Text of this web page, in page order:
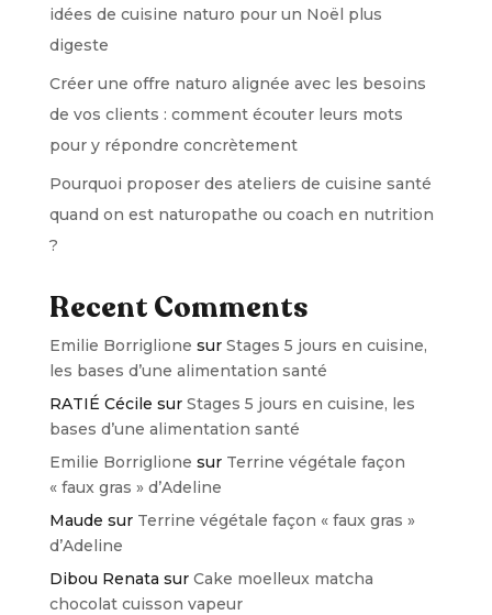
idées de cuisine naturo pour un Noël plus
digeste
Créer une offre naturo alignée avec les besoins
de vos clients : comment écouter leurs mots
pour y répondre concrètement
Pourquoi proposer des ateliers de cuisine santé
quand on est naturopathe ou coach en nutrition
?
Recent Comments
Emilie Borriglione sur Stages 5 jours en cuisine,
les bases d’une alimentation santé
RATIÉ Cécile sur Stages 5 jours en cuisine, les
bases d’une alimentation santé
Emilie Borriglione sur Terrine végétale façon
« faux gras » d’Adeline
Maude sur Terrine végétale façon « faux gras »
d’Adeline
Dibou Renata sur Cake moelleux matcha
chocolat cuisson vapeur